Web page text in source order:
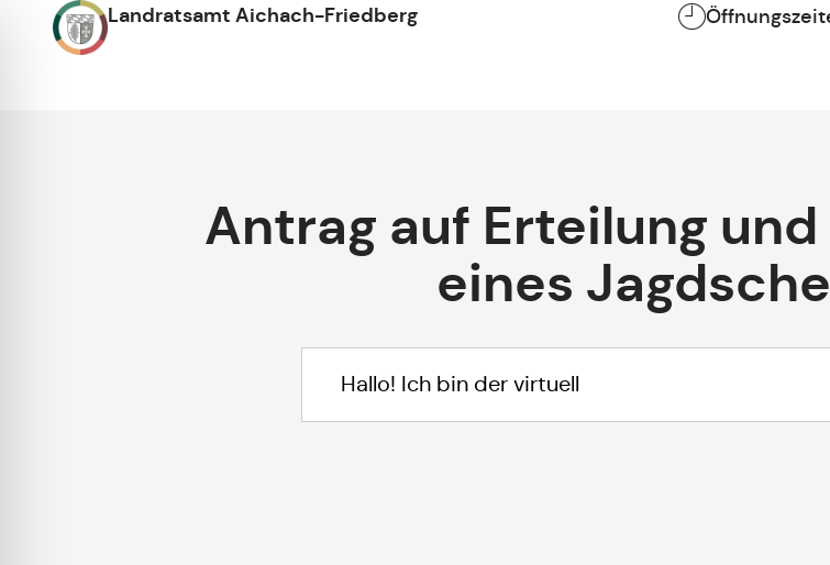
Landratsamt Aichach-Friedberg
Antrag auf Erteilung
eines